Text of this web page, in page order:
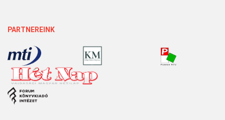
PARTNEREINK